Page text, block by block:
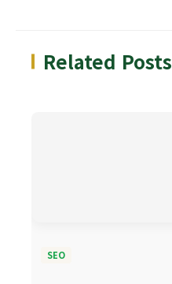
Related Posts
SEO